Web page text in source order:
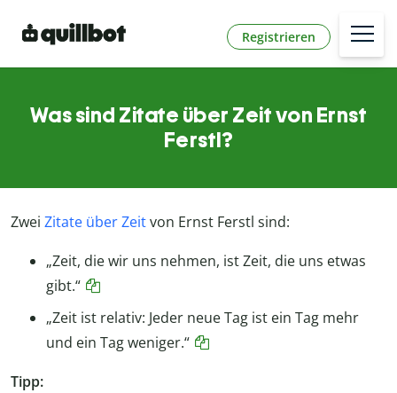
Registrieren
Was sind Zitate über Zeit von Ernst
Ferstl?
Zwei Zitate über Zeitvon Ernst Ferstl sind:
„Zeit, die wir uns nehmen, ist Zeit, die uns etwas
gibt.“
„Zeit ist relativ: Jeder neue Tag ist ein Tag mehr
und ein Tag weniger.“
Tipp: